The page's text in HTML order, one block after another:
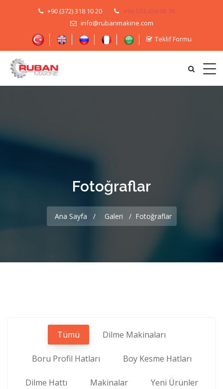
+90 (372) 318 10 20
info@rubanmakine.com
Teklif Formu
Fotoğraflar
Ana Sayfa Galeri Fotoğraflar
Tümü Dilme Makinaları
Boru Profil Hatları Boy Kesme Hatları
Dilme Hattı Makinalar Yeni Ürünler